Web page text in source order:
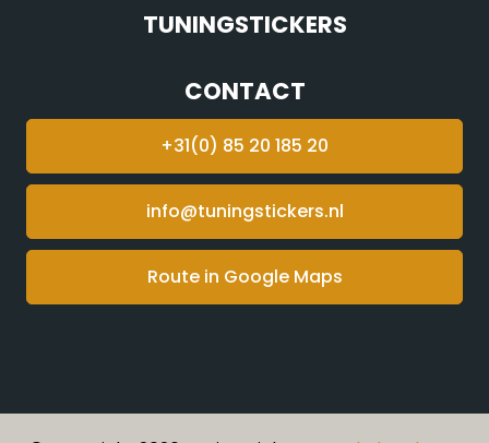
TUNINGSTICKERS
CONTACT
+31(0) 85 20 185 20
info@tuningstickers.nl
Route in Google Maps